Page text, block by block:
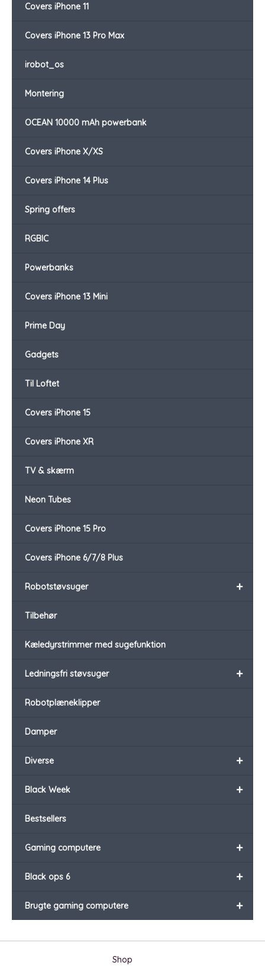
Covers iPhone 11
Covers iPhone 13 Pro Max
irobot_os
Montering
OCEAN 10000 mAh powerbank
Covers iPhone X/XS
Covers iPhone 14 Plus
Spring offers
RGBIC
Powerbanks
Covers iPhone 13 Mini
Prime Day
Gadgets
Til Loftet
Covers iPhone 15
Covers iPhone XR
TV & skærm
Neon Tubes
Covers iPhone 15 Pro
Covers iPhone 6/7/8 Plus
+
Robotstøvsuger
Tilbehør
Kæledyrstrimmer med sugefunktion
+
Ledningsfri støvsuger
Robotplæneklipper
Damper
+
Diverse
+
Black Week
Bestsellers
+
Gaming computere
+
Black ops 6
+
Brugte gaming computere
Shop